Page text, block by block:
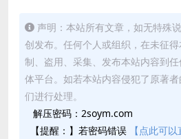
声明：本站所有文章，如无特殊
创发布。任何个人或组织，在未征
制、盗用、采集、发布本站内容到
体平台。如若本站内容侵犯了原著
们进行处理。
解压密码：2soym.com
【提醒：】若密码错误
【点此可